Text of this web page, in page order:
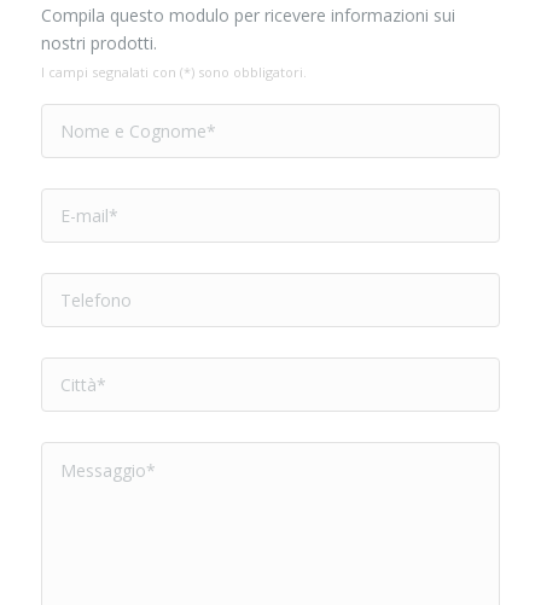
Compila questo modulo per ricevere informazioni sui
nostri prodotti.
I campi segnalati con (*) sono obbligatori.